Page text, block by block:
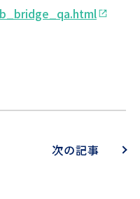
次の記事